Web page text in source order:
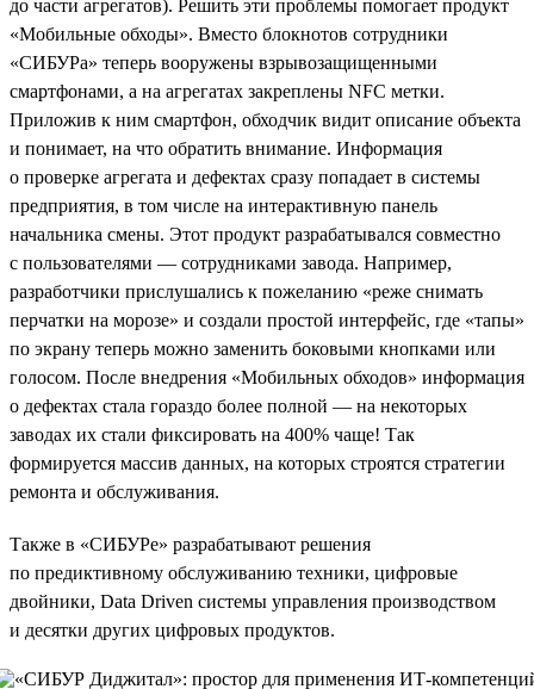
до части агрегатов). Решить эти проблемы помогает продукт
«Мобильные обходы». Вместо блокнотов сотрудники
«СИБУРа» теперь вооружены взрывозащищенными
смартфонами, а на агрегатах закреплены NFC метки.
Приложив к ним смартфон, обходчик видит описание объекта
и понимает, на что обратить внимание. Информация
о проверке агрегата и дефектах сразу попадает в системы
предприятия, в том числе на интерактивную панель
начальника смены. Этот продукт разрабатывался совместно
с пользователями — сотрудниками завода. Например,
разработчики прислушались к пожеланию «реже снимать
перчатки на морозе» и создали простой интерфейс, где «тапы»
по экрану теперь можно заменить боковыми кнопками или
голосом. После внедрения «Мобильных обходов» информация
о дефектах стала гораздо более полной — на некоторых
заводах их стали фиксировать на 400% чаще! Так
формируется массив данных, на которых строятся стратегии
ремонта и обслуживания.
Также в «СИБУРе» разрабатывают решения
по предиктивному обслуживанию техники, цифровые
двойники, Data Driven системы управления производством
и десятки других цифровых продуктов.